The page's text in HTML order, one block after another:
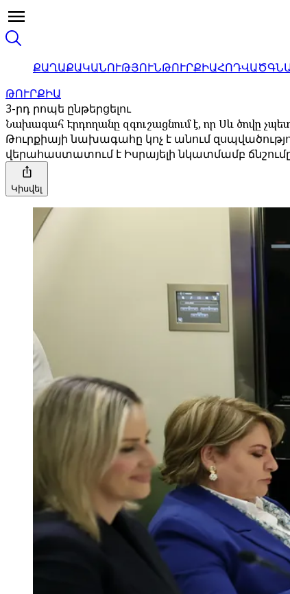
ՔԱՂԱՔԱԿԱՆՈՒԹՅՈՒՆԹՈՒՐՔԻԱՀՈԴՎԱԾ
ԹՈՒՐՔԻԱ
3-րդ րոպե ընթերցելու
Նախագահ Էրդողանը զգուշացնում է, որ Սև ծովը
Թուրքիայի նախագահը կոչ է անում
վերահաստատում է Իսրայելի նկատմամբ
Կիսվել